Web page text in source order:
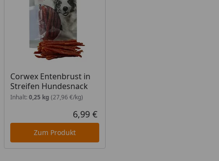
bei der Menge der täglichen Futterration. Sorgen Sie
außerdem dafür, dass immer ausreichend frisches
Wasser zur Verfügung steht.
Corwex Entenbrust in
Streifen Hundesnack
Inhalt: 0,25 kg (27,96 €/kg)
Aktueller Preis
6,99 €
Zum Produkt